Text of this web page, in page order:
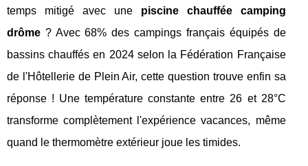
temps mitigé avec une piscine chauffée camping
drôme ? Avec 68% des campings français équipés de
bassins chauffés en 2024 selon la Fédération Française
de l'Hôtellerie de Plein Air, cette question trouve enfin sa
réponse ! Une température constante entre 26 et 28°C
transforme complètement l'expérience vacances, même
quand le thermomètre extérieur joue les timides.